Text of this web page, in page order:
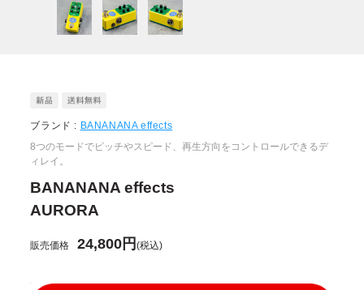
ブランド : BANANANA effects
8つのモードでピッチやスピード、再生方向をコントロールできるデ
ィレイ。
BANANANA effects
AURORA
販売価格 24,800円(税込)